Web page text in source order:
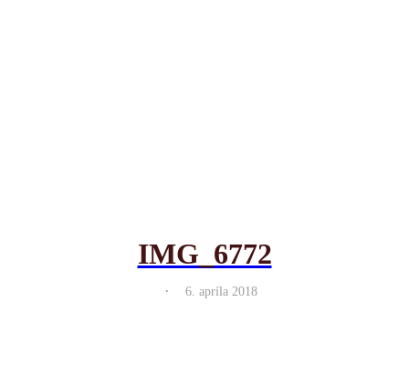
IMG_6772
. 6. apríla 2018